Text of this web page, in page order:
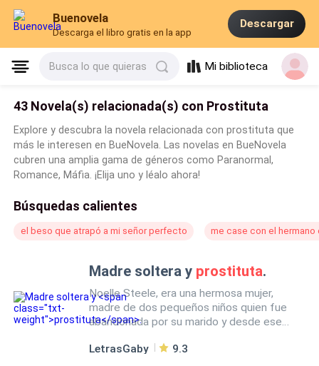
Buenovela
Descarga el libro gratis en la app
Descargar
Busca lo que quieras Mi biblioteca
43 Novela(s) relacionada(s) con Prostituta
Explore y descubra la novela relacionada con prostituta que
más le interesen en BueNovela. Las novelas en BueNovela
cubren una amplia gama de géneros como Paranormal,
Romance, Máfia. ¡Elija uno y léalo ahora!
Búsquedas calientes
el beso que atrapó a mi señor perfecto me case con el hermano
Madre soltera y prostituta.
Noelle Steele, era una hermosa mujer,
madre de dos pequeños niños quien fue
abandonada por su marido y desde ese
cosa para sacarlos adelante, aunque no
LetrasGaby 9.3